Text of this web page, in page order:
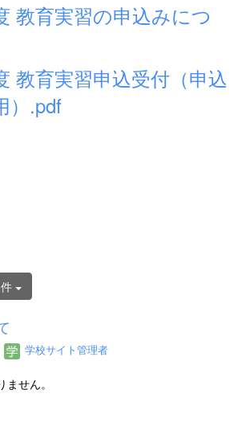
教育実習の申込みにつ
教育実習申込受付（申込
）.pdf
学校サイト管理者
せん。